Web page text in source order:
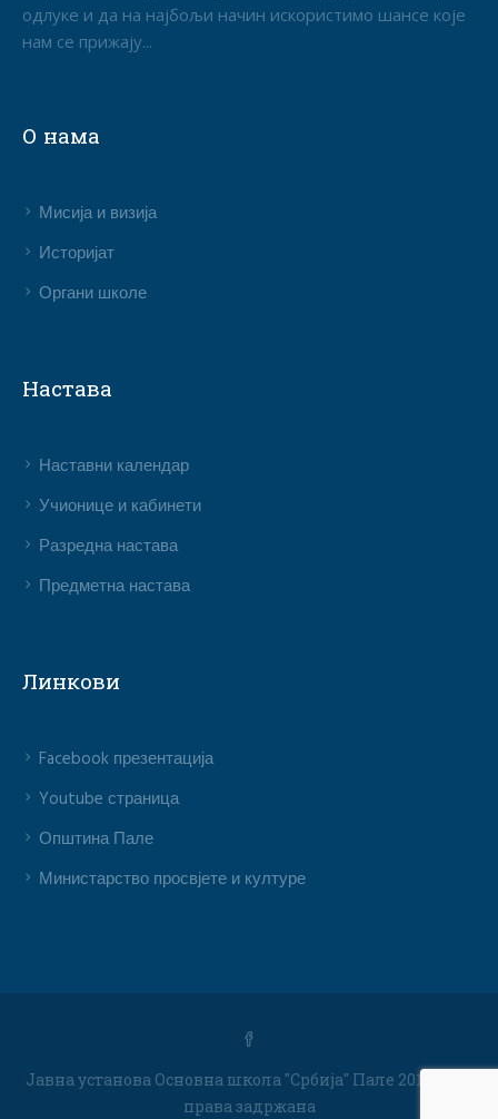
одлуке и да на најбољи начин искористимо шансе које
нам се прижају...
О нама
Мисија и визија
Историјат
Органи школе
Настава
Наставни календар
Учионице и кабинети
Разредна настава
Предметна настава
Линкови
Facebook презентација
Youtube страница
Општина Пале
Министарство просвјете и културе
Јавна установа Основна школа "Србија" Пале 2019 / Сва
права задржана